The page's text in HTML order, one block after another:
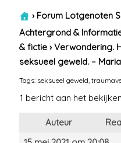
› Forum Lotgenoten
Achtergrond &
& fictie › Verwondering.
seksueel geweld. –
Tags: seksueel geweld ,
1 bericht aan het
Auteur